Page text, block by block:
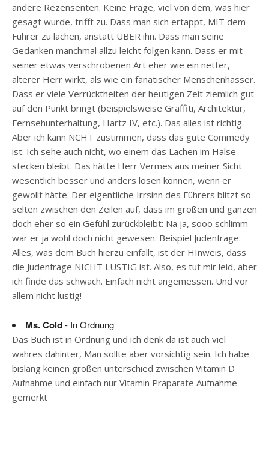
andere Rezensenten. Keine Frage, viel von dem, was hier
gesagt wurde, trifft zu. Dass man sich ertappt, MIT dem
Führer zu lachen, anstatt ÜBER ihn. Dass man seine
Gedanken manchmal allzu leicht folgen kann. Dass er mit
seiner etwas verschrobenen Art eher wie ein netter,
älterer Herr wirkt, als wie ein fanatischer Menschenhasser.
Dass er viele Verrücktheiten der heutigen Zeit ziemlich gut
auf den Punkt bringt (beispielsweise Graffiti, Architektur,
Fernsehunterhaltung, Hartz IV, etc.). Das alles ist richtig.
Aber ich kann NCHT zustimmen, dass das gute Commedy
ist. Ich sehe auch nicht, wo einem das Lachen im Halse
stecken bleibt. Das hätte Herr Vermes aus meiner Sicht
wesentlich besser und anders lösen können, wenn er
gewollt hätte. Der eigentliche Irrsinn des Führers blitzt so
selten zwischen den Zeilen auf, dass im großen und ganzen
doch eher so ein Gefühl zurückbleibt: Na ja, sooo schlimm
war er ja wohl doch nicht gewesen. Beispiel Judenfrage:
Alles, was dem Buch hierzu einfällt, ist der HInweis, dass
die Judenfrage NICHT LUSTIG ist. Also, es tut mir leid, aber
ich finde das schwach. Einfach nicht angemessen. Und vor
allem nicht lustig!
Ms. Cold- In Ordnung
Das Buch ist in Ordnung und ich denk da ist auch viel
wahres dahinter, Man sollte aber vorsichtig sein. Ich habe
bislang keinen großen unterschied zwischen Vitamin D
Aufnahme und einfach nur Vitamin Präparate Aufnahme
gemerkt